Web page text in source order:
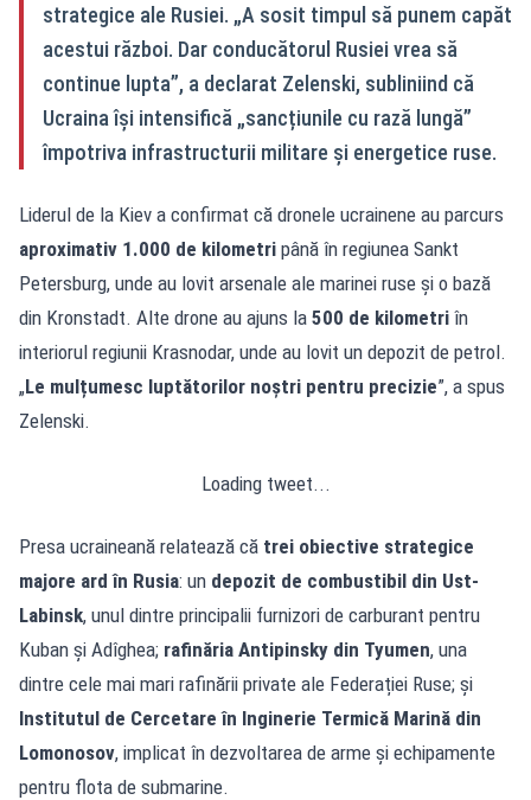
strategice ale Rusiei. „A sosit timpul să punem capăt
acestui război. Dar conducătorul Rusiei vrea să
continue lupta”, a declarat Zelenski, subliniind că
Ucraina își intensifică „sancțiunile cu rază lungă”
împotriva infrastructurii militare și energetice ruse.
Liderul de la Kiev a confirmat că dronele ucrainene au parcurs
aproximativ 1.000 de kilometri până în regiunea Sankt
Petersburg, unde au lovit arsenale ale marinei ruse și o bază
din Kronstadt. Alte drone au ajuns la 500 de kilometri în
interiorul regiunii Krasnodar, unde au lovit un depozit de petrol.
„Le mulțumesc luptătorilor noștri pentru precizie”, a spus
Zelenski.
Loading tweet...
Presa ucraineană relatează că trei obiective strategice
majore ard în Rusia: un depozit de combustibil din Ust-
Labinsk, unul dintre principalii furnizori de carburant pentru
Kuban și Adîghea; rafinăria Antipinsky din Tyumen, una
dintre cele mai mari rafinării private ale Federației Ruse; și
Institutul de Cercetare în Inginerie Termică Marină din
Lomonosov, implicat în dezvoltarea de arme și echipamente
pentru flota de submarine.